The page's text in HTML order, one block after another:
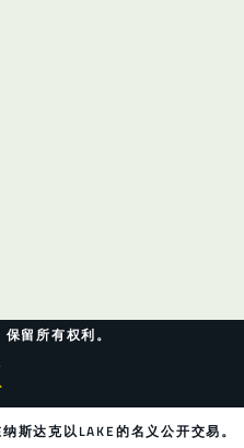
留所有权利。
斯达克以LAKE的名义公开交易。